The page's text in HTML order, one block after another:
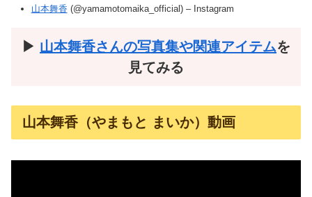
山本舞香 (@yamamotomaika_official) – Instagram
▶︎ 山本舞香さんの写真集や関連アイテムを
見てみる
山本舞香（やまもと まいか）動画